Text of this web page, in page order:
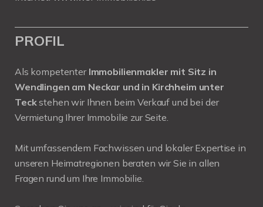
PROFIL
Als kompetenter Immobilienmakler mit Sitz in
Wendlingen am Neckar und in Kirchheim unter
Teckstehen wir Ihnen beim Verkauf und bei der
Vermietung Ihrer Immobilie zur Seite.
Mit umfassendem Fachwissen und lokaler Expertise in
unseren Heimatregionen beraten wir Sie in allen
Fragen rund um Ihre Immobilie.